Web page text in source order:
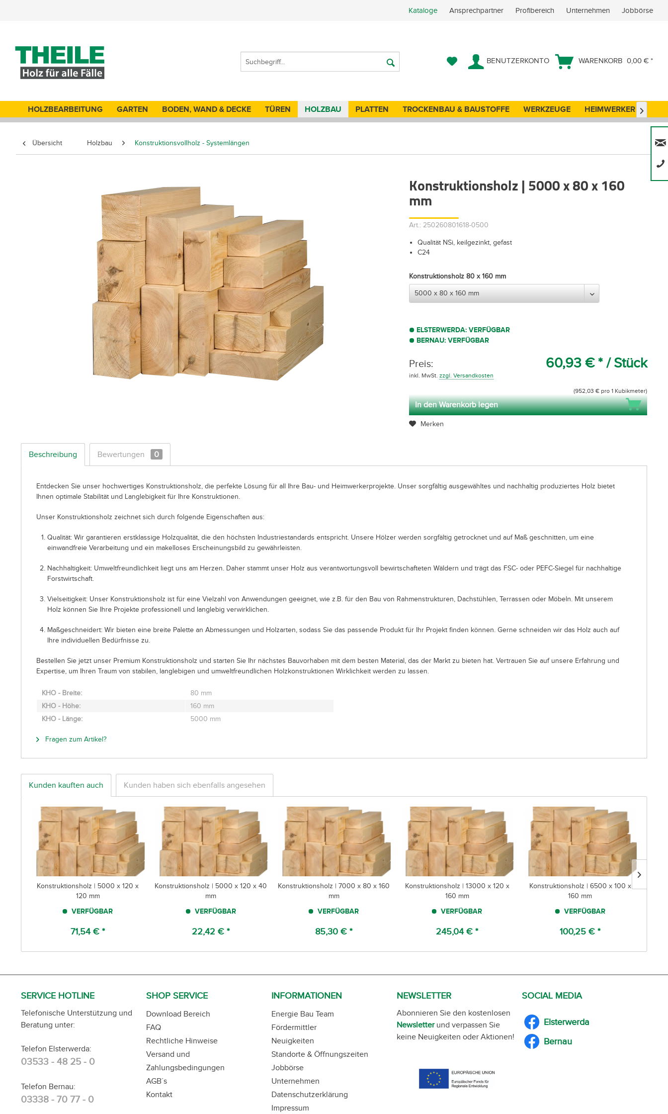
Kataloge Ansprechpartner Profibereich Unternehmen Jobbörse
BENUTZERKONTO WARENKORB 0,00 € *
HOLZBEARBEITUNG GARTEN BODEN, WAND & DECKE TÜREN HOLZBAU PLATTEN TROCKENBAU & BAUSTOFFE WERKZEUGE HEIMWERKER 
Übersicht Holzbau Konstruktionsvollholz - Systemlängen
Konstruktionsholz | 5000 x 80 x 160
mm
Art.: 250260801618-0500
Qualität NSi, keilgezinkt, gefast
C24
Konstruktionsholz 80 x 160 mm
ELSTERWERDA: VERFÜGBAR
BERNAU: VERFÜGBAR
Preis: 60,93 € * / Stück
inkl. MwSt.zzgl. Versandkosten
(952,03 € pro 1 Kubikmeter)
In den Warenkorb legen
Merken
Beschreibung Bewertungen 0
Entdecken Sie unser hochwertiges Konstruktionsholz, die perfekte Lösung für all Ihre Bau- und Heimwerkerprojekte. Unser sorgfältig ausgewähltes und nachhaltig produziertes Holz bietet
Ihnen optimale Stabilität und Langlebigkeit für Ihre Konstruktionen.
Unser Konstruktionsholz zeichnet sich durch folgende Eigenschaften aus:
Qualität: Wir garantieren erstklassige Holzqualität, die den höchsten Industriestandards entspricht. Unsere Hölzer werden sorgfältig getrocknet und auf Maß geschnitten, um eine
einwandfreie Verarbeitung und ein makelloses Erscheinungsbild zu gewährleisten.
Nachhaltigkeit: Umweltfreundlichkeit liegt uns am Herzen. Daher stammt unser Holz aus verantwortungsvoll bewirtschafteten Wäldern und trägt das FSC- oder PEFC-Siegel für nachhaltige
Forstwirtschaft.
Vielseitigkeit: Unser Konstruktionsholz ist für eine Vielzahl von Anwendungen geeignet, wie z.B. für den Bau von Rahmenstrukturen, Dachstühlen, Terrassen oder Möbeln. Mit unserem
Holz können Sie Ihre Projekte professionell und langlebig verwirklichen.
Maßgeschneidert: Wir bieten eine breite Palette an Abmessungen und Holzarten, sodass Sie das passende Produkt für Ihr Projekt finden können. Gerne schneiden wir das Holz auch auf
Ihre individuellen Bedürfnisse zu.
Bestellen Sie jetzt unser Premium Konstruktionsholz und starten Sie Ihr nächstes Bauvorhaben mit dem besten Material, das der Markt zu bieten hat. Vertrauen Sie auf unsere Erfahrung und
Expertise, um Ihren Traum von stabilen, langlebigen und umweltfreundlichen Holzkonstruktionen Wirklichkeit werden zu lassen.
KHO - Breite:
80 mm
KHO - Höhe:
160 mm
KHO - Länge:
5000 mm
Fragen zum Artikel?
Kunden kauften auch Kunden haben sich ebenfalls angesehen
Konstruktionsholz | 5000 x 120 x
120 mm
VERFÜGBAR
71,54 € *
Konstruktionsholz | 5000 x 120 x 40
mm
VERFÜGBAR
22,42 € *
Konstruktionsholz | 7000 x 80 x 160
mm
VERFÜGBAR
85,30 € *
Konstruktionsholz | 13000 x 120 x
160 mm
VERFÜGBAR
245,04 € *
Konstruktionsholz | 6500 x 100 x
160 mm
VERFÜGBAR
100,25 € *
SERVICE HOTLINE
Telefonische Unterstützung und
Beratung unter:
Telefon Elsterwerda:
03533 - 48 25 - 0
Telefon Bernau:
03338 - 70 77 - 0
SHOP SERVICE
Download Bereich
FAQ
Rechtliche Hinweise
Versand und
Zahlungsbedingungen
AGB´s
Kontakt
INFORMATIONEN
Energie Bau Team
Fördermittler
Neuigkeiten
Standorte & Öffnungszeiten
Jobbörse
Unternehmen
Datenschutzerklärung
Impressum
NEWSLETTER
Abonnieren Sie den kostenlosen
Newsletterund verpassen Sie
keine Neuigkeiten oder Aktionen!
SOCIAL MEDIA
Elsterwerda
Bernau